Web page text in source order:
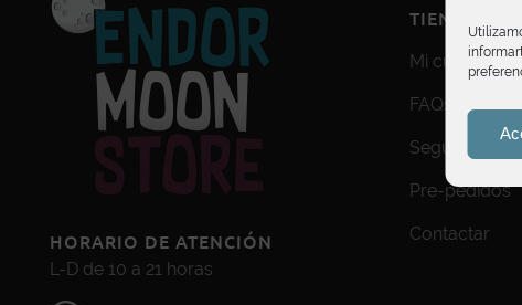
HORARIO DE ATENCIÓN
L-D de 10 a 21 horas
TIENDA
Mi cuenta
FAQs
Seguimiento
Pre-pedidos
Contactar